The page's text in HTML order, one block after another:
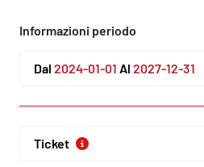
Informazioni periodo
Dal 2024-01-01 Al 2027-12-31
Ticket